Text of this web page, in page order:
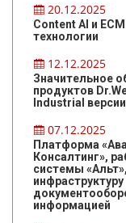
20.12.2025
Content AI и
технологии
12.12.2025
Значительное
продуктов
Industrial
07.12.2025
Платформа
Консалтинг»,
системы
информацией